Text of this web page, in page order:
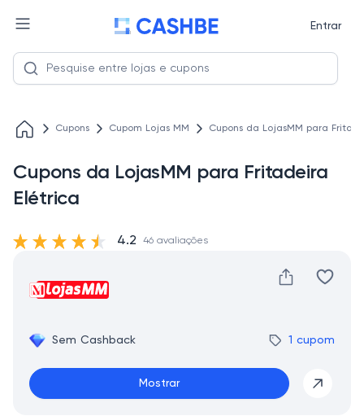
Entrar
Cupons Cupom Lojas MM Cupons da LojasMM para
Cupons da LojasMM para Fritadeira
Elétrica
Sem Cashback 1 cupom
Mostrar
4.2 46 avaliações